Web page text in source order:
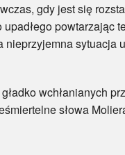
gdy jest się
wchłanianych
słowa